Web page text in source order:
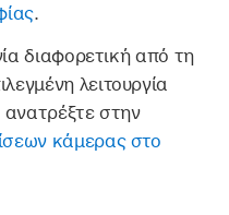
.
διαφορετική από τη
λειτουργία
στην
κάμερας στο